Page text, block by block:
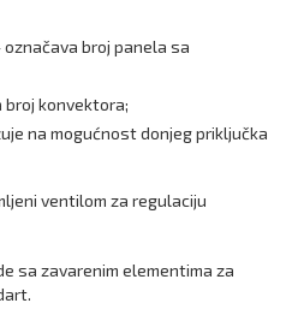
broj panela sa
broj konvektora;
na mogućnost donjeg priključka
ventilom za regulaciju
sa zavarenim elementima za